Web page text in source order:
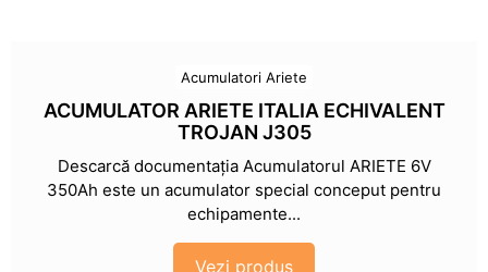
Acumulatori Ariete
ACUMULATOR ARIETE ITALIA ECHIVALENT
TROJAN J305
Descarcă documentația Acumulatorul ARIETE 6V
350Ah este un acumulator special conceput pentru
echipamente...
Vezi produs